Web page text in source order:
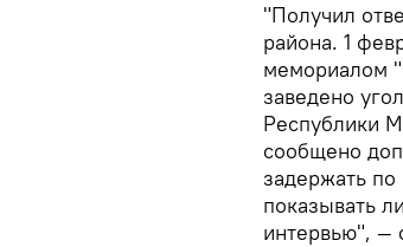
"Получил
района. 1
мемориалом
заведено
Республики
сообщено
задержать
показывать
интервью", —